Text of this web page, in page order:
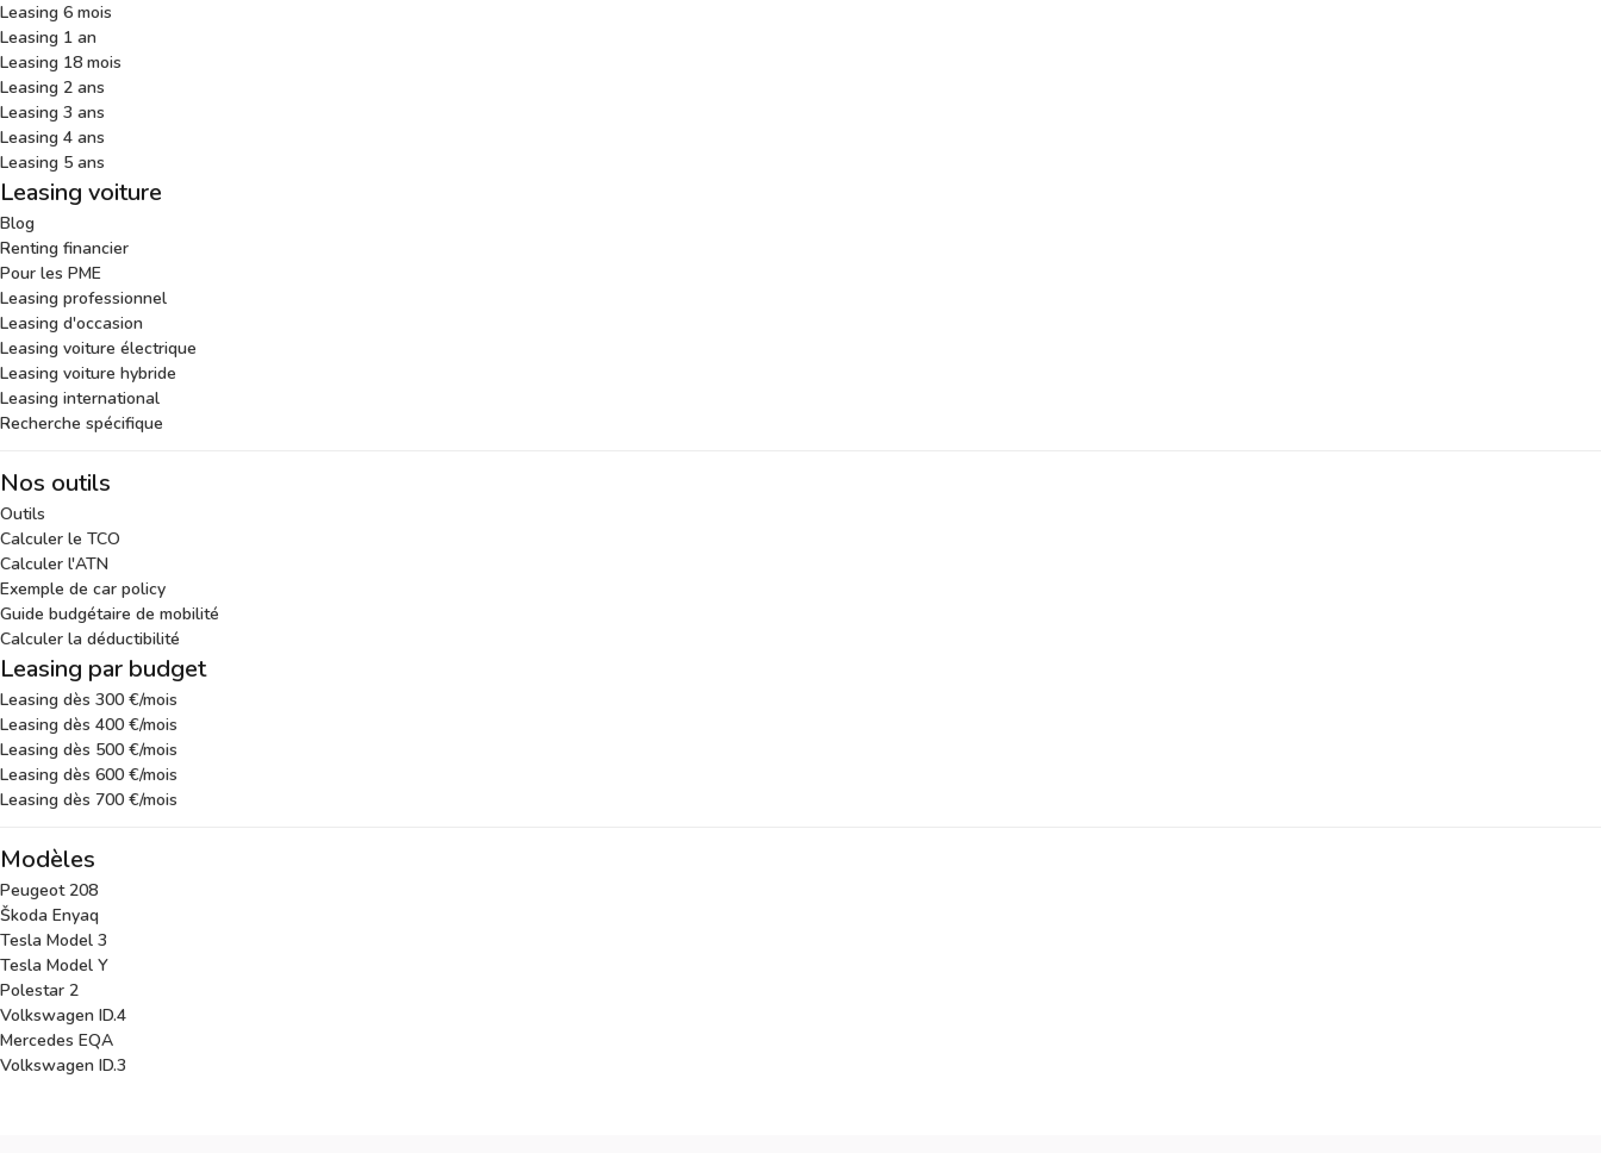
Leasing 6 mois
Leasing 1 an
Leasing 18 mois
Leasing 2 ans
Leasing 3 ans
Leasing 4 ans
Leasing 5 ans
Leasing voiture
Blog
Renting financier
Pour les PME
Leasing professionnel
Leasing d'occasion
Leasing voiture électrique
Leasing voiture hybride
Leasing international
Recherche spécifique
Nos outils
Outils
Calculer le TCO
Calculer l'ATN
Exemple de car policy
Guide budgétaire de mobilité
Calculer la déductibilité
Leasing par budget
Leasing dès 300 €/mois
Leasing dès 400 €/mois
Leasing dès 500 €/mois
Leasing dès 600 €/mois
Leasing dès 700 €/mois
Modèles
Peugeot 208
Škoda Enyaq
Tesla Model 3
Tesla Model Y
Polestar 2
Volkswagen ID.4
Mercedes EQA
Volkswagen ID.3